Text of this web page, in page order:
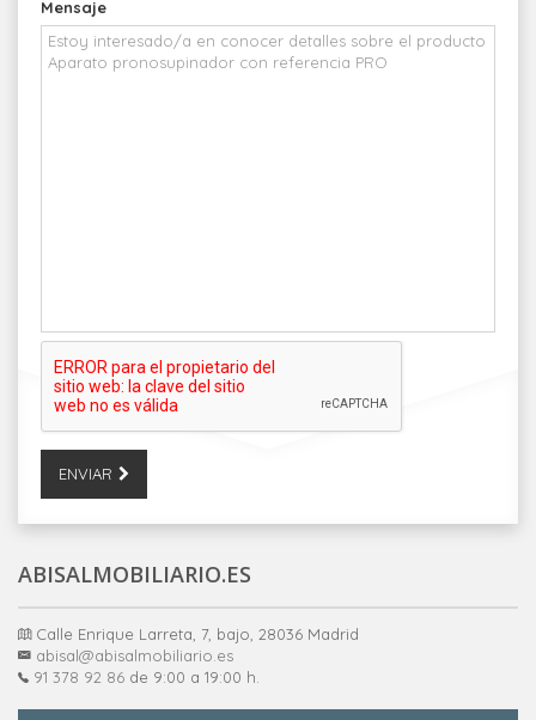
Mensaje
ENVIAR
ABISALMOBILIARIO.ES
Calle Enrique Larreta, 7, bajo, 28036 Madrid
abisal@abisalmobiliario.es
91 378 92 86 de 9:00 a 19:00 h.